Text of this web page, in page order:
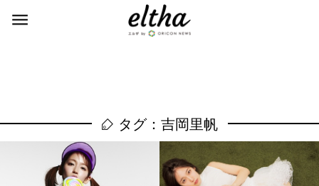
タグ：吉岡里帆